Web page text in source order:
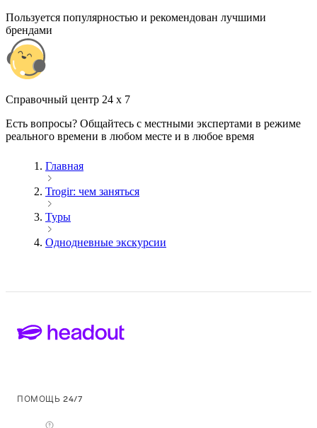
Пользуется популярностью и рекомендован лучшими
брендами
Cправочный центр 24 x 7
Есть вопросы? Общайтесь с местными экспертами в режиме
реального времени в любом месте и в любое время
Главная
Trogir: чем заняться
Туры
Однодневные экскурсии
ПОМОЩЬ 24/7